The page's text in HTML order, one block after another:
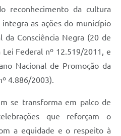
reconhecimento da cultura
as ações do município
da Consciência Negra (20 de
Federal nº 12.519/2011, e
Nacional de Promoção da
4.886/2003).
se transforma em palco de
que reforçam o
a equidade e o respeito à